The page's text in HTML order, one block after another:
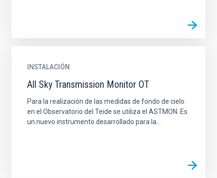
INSTALACIÓN
All Sky Transmission Monitor OT
Para la realización de las medidas de fondo de cielo
en el Observatorio del Teide se utiliza el ASTMON. Es
un nuevo instrumento desarrollado para la...